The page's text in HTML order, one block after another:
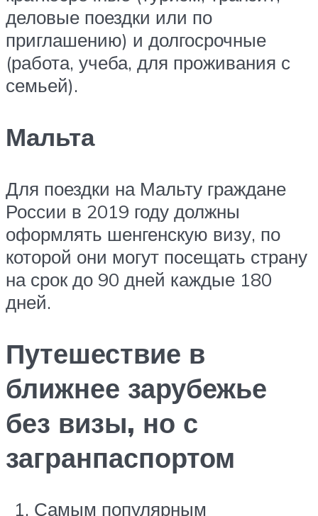
деловые поездки или по
приглашению) и долгосрочные
(работа, учеба, для проживания с
семьей).
Мальта
Для поездки на Мальту граждане
России в 2019 году должны
оформлять шенгенскую визу, по
которой они могут посещать страну
на срок до 90 дней каждые 180
дней.
Путешествие в
ближнее зарубежье
без визы, но с
загранпаспортом
Самым популярным